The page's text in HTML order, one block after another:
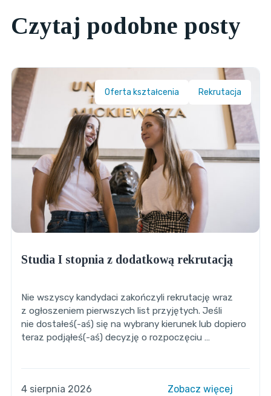
Czytaj podobne posty
Oferta kształcenia Rekrutacja
Studia I stopnia z dodatkową rekrutacją
Nie wszyscy kandydaci zakończyli rekrutację wraz
z ogłoszeniem pierwszych list przyjętych. Jeśli
nie dostałeś(-aś) się na wybrany kierunek lub dopiero
teraz podjąłeś(-aś) decyzję o rozpoczęciu …
4 sierpnia 2026 Zobacz więcej